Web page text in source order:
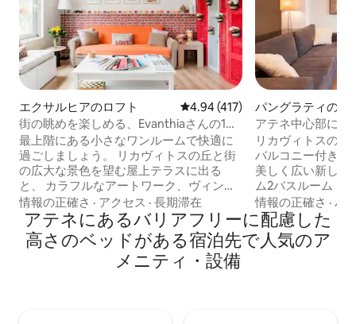
エクサルヒアのロフト レビュー417件、5つ星中4.94つ
4.94 (417)
街の眺めを楽しめる、Evanthiaさんの1、
かわいい隠れ家
最上階にある小さなワンルームで快適に
過ごしましょう。 リカヴィトスの丘と街
の広大な景色を望む屋上テラスに出る
と、 カラフルなアートワーク、ヴィンテ
ージ広告、ラグ、家具がある楽しくカジ
ュアルな空間です。 広々としたウォーク
インシャワーでリフレッシュしましょ
う。 アテネのダウンタウンの中心部にあ
るトレンディで都会的なエリアの中心部
情報の正確さ · アクセス · 長期滞在
パングラティのコ
アム
アテネ中心部にあ
級アパート
リカヴィトスの
バルコニー付きの
美しく広い新しく
ム2バスルーム（1
ート、110平方メ
パグラティ地区に
ット、アメニティ
で徒歩圏内です。 オリジナルのアートで
情報の正確さ ·バ
アテネにあるバリアフリーに配慮した
高さのベッドがある宿泊先で人気のア
メニティ・設備